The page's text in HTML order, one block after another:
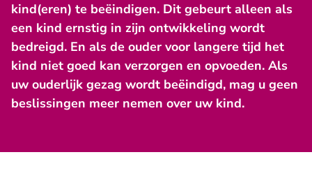
kind(eren) te beëindigen. Dit gebeurt alleen als
een kind ernstig in zijn ontwikkeling wordt
bedreigd. En als de ouder voor langere tijd het
kind niet goed kan verzorgen en opvoeden. Als
uw ouderlijk gezag wordt beëindigd, mag u geen
beslissingen meer nemen over uw kind.